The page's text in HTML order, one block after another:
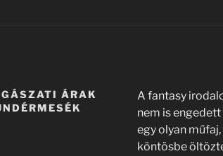
ÁRAK
A fantasy
nem is
egy olyan
köntösbe